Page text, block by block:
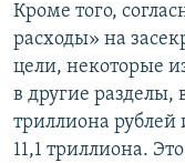
Кроме того,
расходы» на
цели, некоторые
в другие разделы,
триллиона рублей
11,1 триллиона.